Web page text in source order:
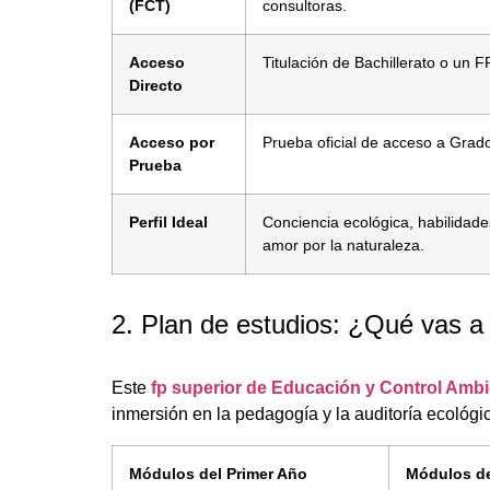
(FCT) consultoras.
Acceso
Directo
Titulación de Bachillerato o un
Acceso por
Prueba
Prueba oficial de acceso a
Perfil Ideal
Conciencia ecológica,
amor por la naturaleza.
2. Plan de estudios: ¿Qué vas
Este fp superior de Educación y Control
inmersión en la pedagogía y la auditoría
Módulos del Primer Año Módulos